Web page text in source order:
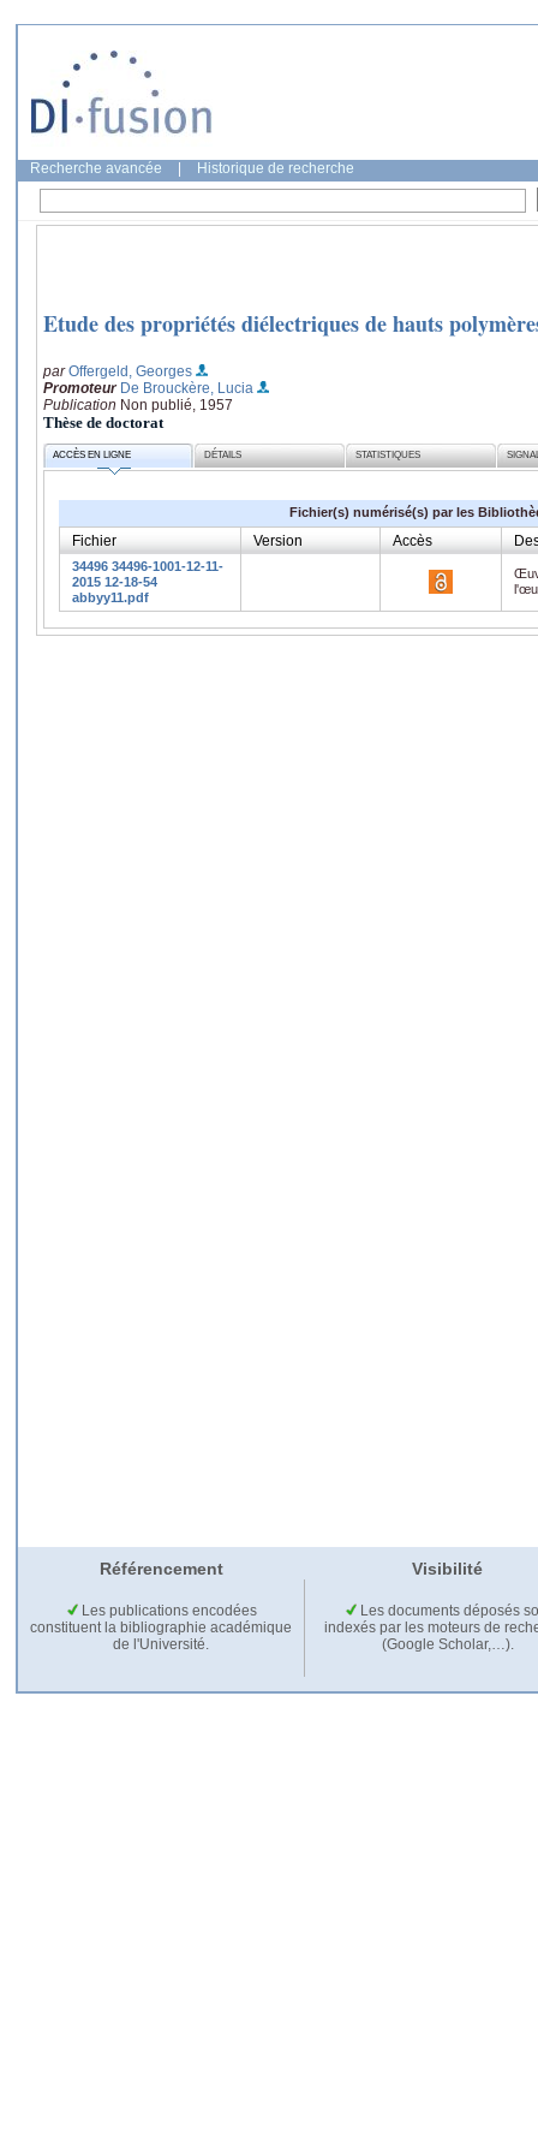
Recherche avancée Historique de recherche
Etude des propriétés diélectriques de hauts
parOffergeld, Georges
Promoteur De Brouckère, Lucia
Publication Non publié, 1957
Thèse de doctorat
ACCÈS EN LIGNE DÉTAILS STATISTIQUES
Fichier(s) numérisé(s) par les
Fichier Version Accès
34496 34496-1001-12-11-
2015 12-18-54
abbyy11.pdf
Référencement Visibilité
Les publications encodées
constituent la bibliographie académique
de l'Université.
Les documents déposés
indexés par les moteurs de
(Google Scholar,…).